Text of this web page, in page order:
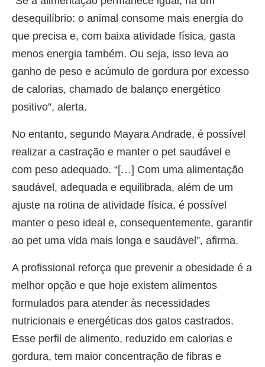
desequilíbrio: o animal consome mais energia do
que precisa e, com baixa atividade física, gasta
menos energia também. Ou seja, isso leva ao
ganho de peso e acúmulo de gordura por excesso
de calorias, chamado de balanço energético
positivo”, alerta.
No entanto, segundo Mayara Andrade, é possível
realizar a castração e manter o pet saudável e
com peso adequado. “[…] Com uma alimentação
saudável, adequada e equilibrada, além de um
ajuste na rotina de atividade física, é possível
manter o peso ideal e, consequentemente, garantir
ao pet uma vida mais longa e saudável”, afirma.
A profissional reforça que prevenir a obesidade é a
melhor opção e que hoje existem alimentos
formulados para atender às necessidades
nutricionais e energéticas dos gatos castrados.
Esse perfil de alimento, reduzido em calorias e
gordura, tem maior concentração de fibras e